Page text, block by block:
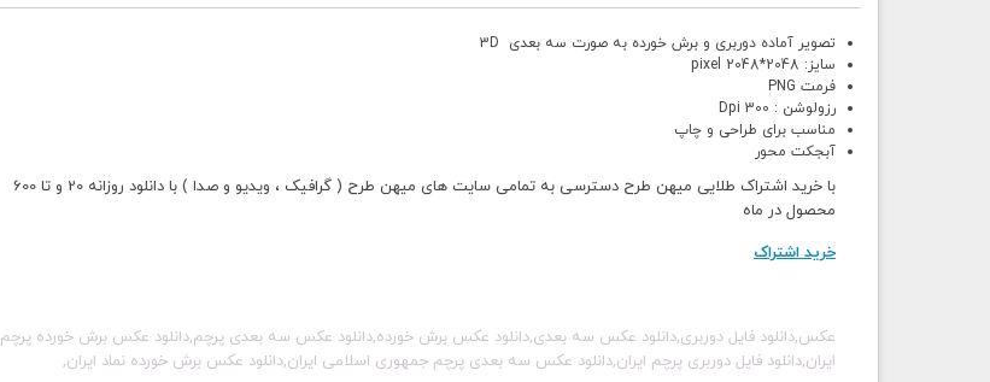
تصویر آماده دوربری و برش خورده به صورت سه بعدی 3D
سایز: 2048*2048 pixel
فرمت PNG
رزولوشن : 300 Dpi
مناسب برای طراحی و چاپ
آبجکت محور
با خرید اشتراک طلایی میهن طرح دسترسی به تمامی سایت های میهن طرح ( گرافیک ، ویدیو و صدا ) با دانلود روزانه 20 و تا 600
محصول در ماه
خرید اشتراک
عکس,دانلود فایل دوربری,دانلود عکس سه بعدی,دانلود عکس برش خورده,دانلود عکس سه بعدی پرچم,دانلود عکس برش خورده پرچم
ایران,دانلود فایل دوربری پرچم ایران,دانلود عکس سه بعدی پرچم جمهوری اسلامی ایران,دانلود عکس برش خورده نماد ایران,